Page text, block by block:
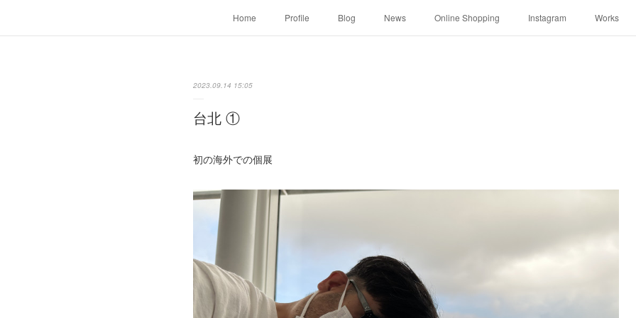
Home Profile Blog News Online Shopping Instagram Works
2023.09.14 15:05
台北 ①
初の海外での個展